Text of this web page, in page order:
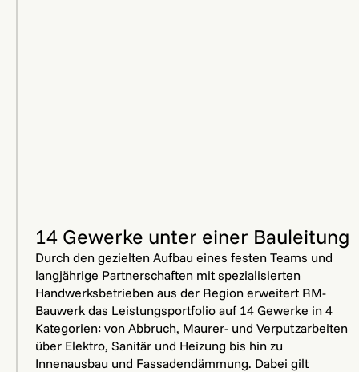
14 Gewerke unter einer Bauleitung
Durch den gezielten Aufbau eines festen Teams und
langjährige Partnerschaften mit spezialisierten
Handwerksbetrieben aus der Region erweitert RM-
Bauwerk das Leistungsportfolio auf 14 Gewerke in 4
Kategorien: von Abbruch, Maurer- und Verputzarbeiten
über Elektro, Sanitär und Heizung bis hin zu
Innenausbau und Fassadendämmung. Dabei gilt